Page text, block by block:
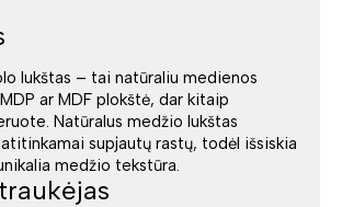
lukštas – tai natūraliu medienos
ar MDF plokštė, dar kitaip
Natūralus medžio lukštas
supjautų rastų, todėl išsiskia
medžio tekstūra.